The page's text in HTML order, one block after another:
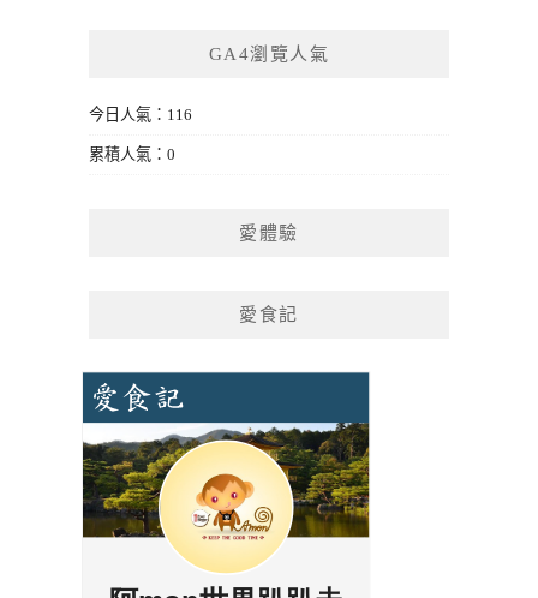
GA4瀏覽人氣
今日人氣：116
累積人氣：0
愛體驗
愛食記